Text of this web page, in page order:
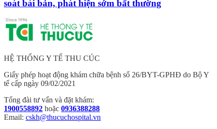
soát bài bản, phát hiện sớm bất thường
HỆ THỐNG Y TẾ THU CÚC
Giấy phép hoạt động khám chữa bệnh số 26/BYT-GPHĐ do Bộ Y
tế cấp ngày 09/02/2021
Tổng đài tư vấn và đặt khám:
1900558892 hoặc 0936388288
Email: cskh@thucuchospital.vn